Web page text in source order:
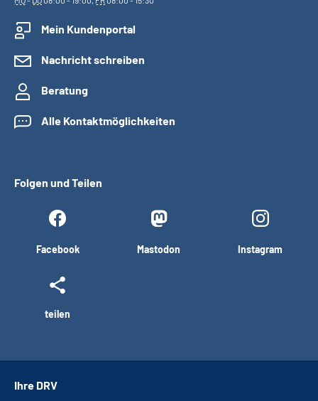
Mein Kundenportal
Nachricht schreiben
Beratung
Alle Kontaktmöglichkeiten
Folgen und Teilen
Facebook Mastodon Instagram
teilen
Ihre DRV